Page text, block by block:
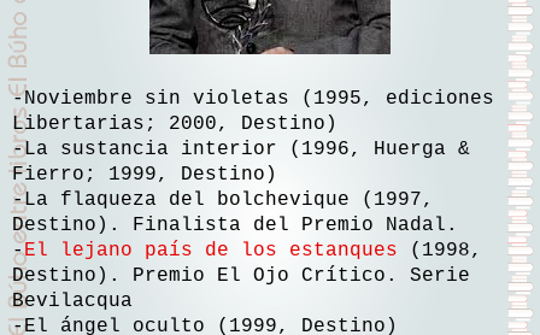
-Noviembre sin violetas (1995, ediciones
Libertarias; 2000, Destino)
-La sustancia interior (1996, Huerga &
Fierro; 1999, Destino)
-La flaqueza del bolchevique (1997,
Destino). Finalista del Premio Nadal.
-El lejano país de los estanques (1998,
Destino). Premio El Ojo Crítico. Serie
Bevilacqua
-El ángel oculto (1999, Destino)